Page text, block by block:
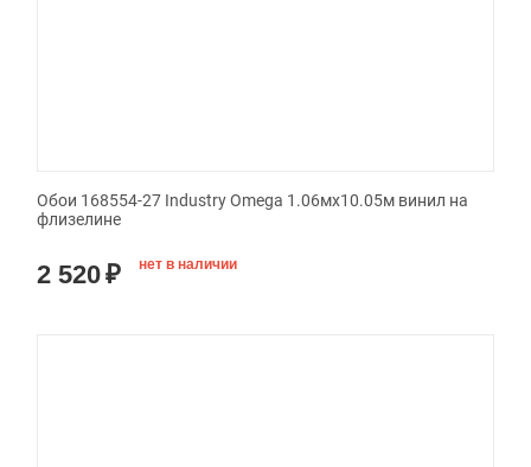
Обои 168554-27 Industry Omega 1.06мx10.05м винил на
флизелине
2 520₽ нет в наличии